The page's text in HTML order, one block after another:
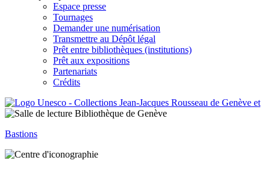
Espace presse
Tournages
Demander une numérisation
Transmettre au Dépôt légal
Prêt entre bibliothèques (institutions)
Prêt aux expositions
Partenariats
Crédits
Bastions